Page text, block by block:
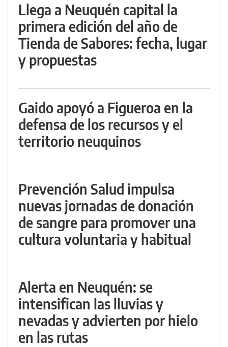
Llega a Neuquén capital la
primera edición del año de
Tienda de Sabores: fecha, lugar
y propuestas
Gaido apoyó a Figueroa en la
defensa de los recursos y el
territorio neuquinos
Prevención Salud impulsa
nuevas jornadas de donación
de sangre para promover una
cultura voluntaria y habitual
Alerta en Neuquén: se
intensifican las lluvias y
nevadas y advierten por hielo
en las rutas